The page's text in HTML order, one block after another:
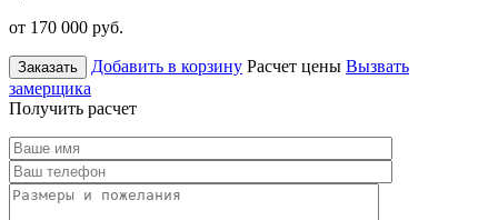
от 170 000 руб.
Заказать Добавить в корзину Расчет цены Вызвать
замерщика
Получить расчет